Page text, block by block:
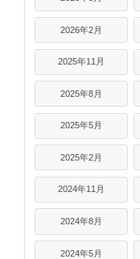
2026年2月
2025年11月
2025年8月
2025年5月
2025年2月
2024年11月
2024年8月
2024年5月